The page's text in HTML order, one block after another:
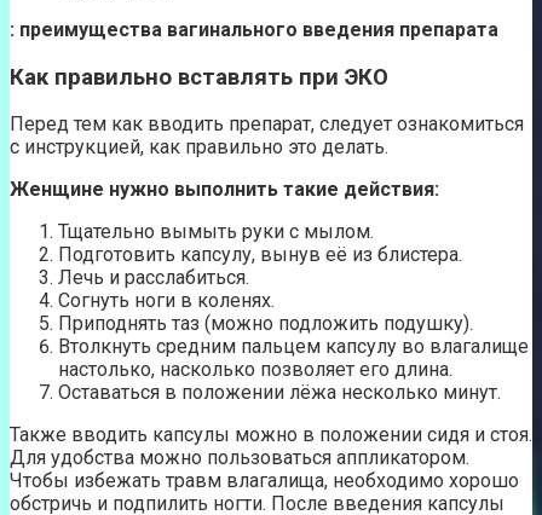
: преимущества вагинального введения препарата
Как правильно вставлять при ЭКО
Перед тем как вводить препарат, следует ознакомиться
с инструкцией, как правильно это делать.
Женщине нужно выполнить такие действия:
Тщательно вымыть руки с мылом.
Подготовить капсулу, вынув её из блистера.
Лечь и расслабиться.
Согнуть ноги в коленях.
Приподнять таз (можно подложить подушку).
Втолкнуть средним пальцем капсулу во влагалище
настолько, насколько позволяет его длина.
Оставаться в положении лёжа несколько минут.
Также вводить капсулы можно в положении сидя и стоя.
Для удобства можно пользоваться аппликатором.
Чтобы избежать травм влагалища, необходимо хорошо
обстричь и подпилить ногти. После введения капсулы